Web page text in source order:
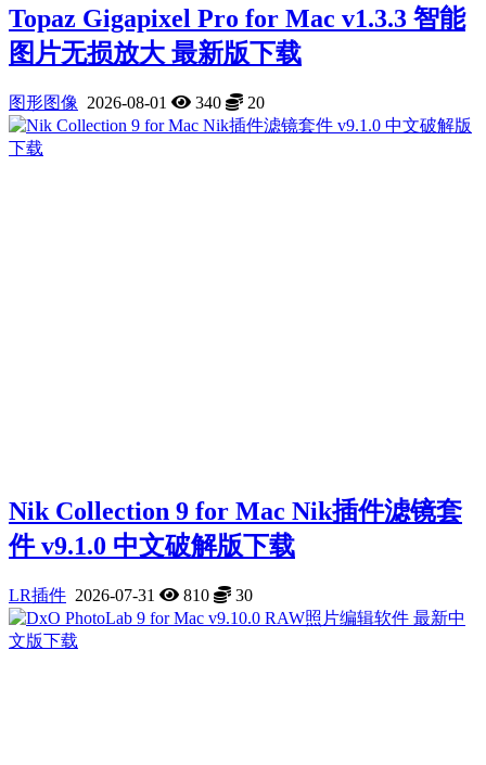
Topaz Gigapixel Pro for Mac v1.3.3 智能
图片无损放大 最新版下载
图形图像 2026-08-01 340 20
Nik Collection 9 for Mac Nik插件滤镜套
件 v9.1.0 中文破解版下载
LR插件 2026-07-31 810 30